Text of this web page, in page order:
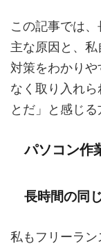
この記事では
主な原因と、
対策をわかり
なく取り入れ
とだ」と感じ
パソコン作
長時間の同
私もフリーラ